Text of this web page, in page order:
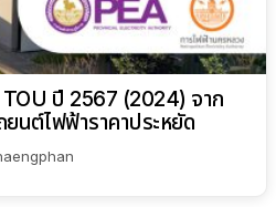
ปี 2567 (2024) จาก
ยนต์ไฟฟ้าราคาประหยัด